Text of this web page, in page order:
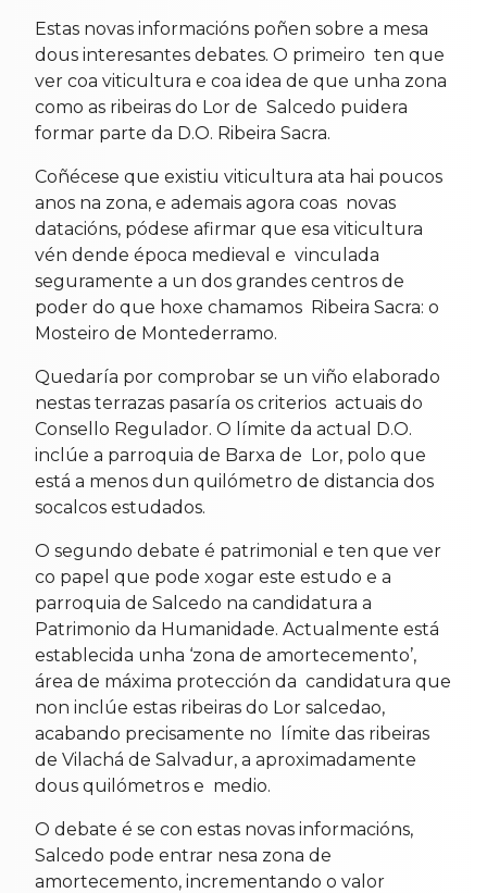
Estas novas informacións poñen sobre a mesa
dous interesantes debates. O primeiro ten que
ver coa viticultura e coa idea de que unha zona
como as ribeiras do Lor de Salcedo puidera
formar parte da D.O. Ribeira Sacra.
Coñécese que existiu viticultura ata hai poucos
anos na zona, e ademais agora coas novas
datacións, pódese afirmar que esa viticultura
vén dende época medieval e vinculada
seguramente a un dos grandes centros de
poder do que hoxe chamamos Ribeira Sacra: o
Mosteiro de Montederramo.
Quedaría por comprobar se un viño elaborado
nestas terrazas pasaría os criterios actuais do
Consello Regulador. O límite da actual D.O.
inclúe a parroquia de Barxa de Lor, polo que
está a menos dun quilómetro de distancia dos
socalcos estudados.
O segundo debate é patrimonial e ten que ver
co papel que pode xogar este estudo e a
parroquia de Salcedo na candidatura a
Patrimonio da Humanidade. Actualmente está
establecida unha ‘zona de amortecemento’,
área de máxima protección da candidatura que
non inclúe estas ribeiras do Lor salcedao,
acabando precisamente no límite das ribeiras
de Vilachá de Salvadur, a aproximadamente
dous quilómetros e medio.
O debate é se con estas novas informacións,
Salcedo pode entrar nesa zona de
amortecemento, incrementando o valor